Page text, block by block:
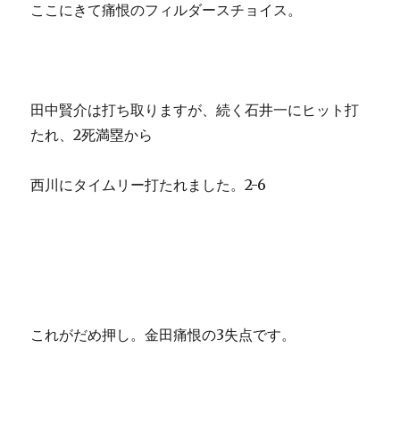
ここにきて痛恨のフィルダースチョイス。
田中賢介は打ち取りますが、続く石井一にヒット打
たれ、2死満塁から
西川にタイムリー打たれました。2-6
これがだめ押し。金田痛恨の3失点です。